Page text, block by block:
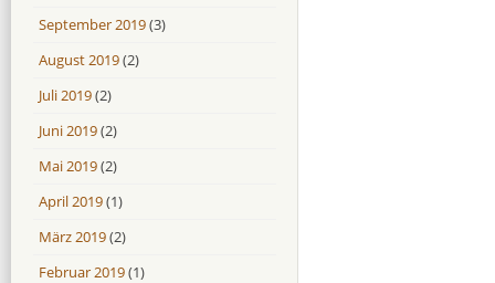
September 2019(3)
August 2019(2)
Juli 2019(2)
Juni 2019(2)
Mai 2019(2)
April 2019(1)
März 2019(2)
Februar 2019(1)